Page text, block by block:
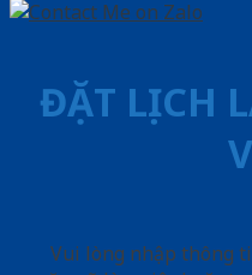
ĐẶT LỊCH
Vui lòng nhập thông